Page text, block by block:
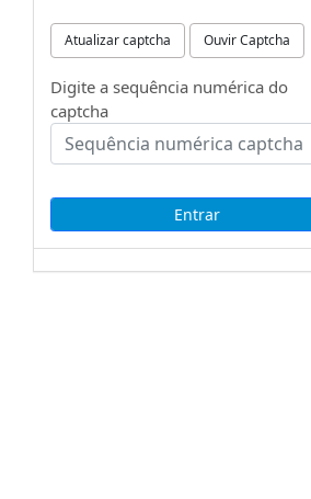
Atualizar captcha Ouvir Captcha
Digite a sequência numérica do
captcha